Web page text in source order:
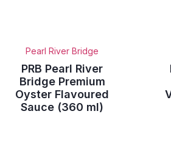
Pearl River Bridge
PRB Pearl River
Bridge Premium
Oyster Flavoured
Sauce (360 ml)